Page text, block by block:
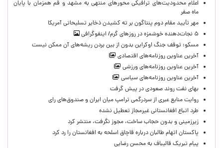
اعلام محدودیت‌های ترافیکی محورهای منتهی به مشهد و قم همزمان با پایان
ماه صفر
مهر تأیید مقام دوم پنتاگون بر ته کشیدن ذخایر تسلیحاتی آمریکا
۵ نجات‌دهنده خوشمزه در روزهای گرم/ اینفوگرافی
مسکو: توقف جنگ اوکراین بدون از بین بردن ریشه‌های آن ممکن نیست
آخرین عناوین روزنامه‌های اقتصادی
آخرین عناوین روزنامه‌های ورزشی
آخرین عناوین روزنامه‌های سیاسی
بهای نفت روند صعودی در پیش گرفت
روایت منابع عبری از سردرگمی ترامپ میان ایران و صندوق‌های رای
طرد اتباع افغانستانی غیرمجاز تعطیل نشده
زیرزمینی و بدون حجاب ساخت، مجوز نگرفت، منتشر کرد
پاکستان اتهام طالبان درباره قاچاق اسلحه به افغانستان را رد کرد
پیام تبریک قالیباف به محسن رضایی